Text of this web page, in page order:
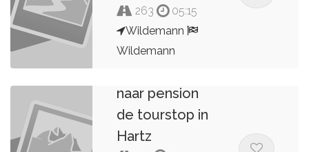
263
05:15
Wildemann
Wildemann
naar pension
de tourstop in
Hartz